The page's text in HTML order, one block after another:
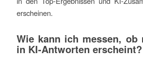
erscheinen.
Wie kann ich messen, ob
in KI-Antworten erscheint?